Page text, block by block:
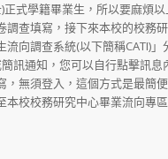
正式學籍畢業生，所以要麻煩
調查填寫，接下來本校的校務
流向調查系統(以下簡稱CATI)
訊通知，您可以自行點擊訊息
，無須登入，這個方式是最簡
本校校務研究中心畢業流向專